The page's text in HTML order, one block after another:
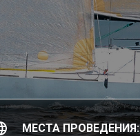
МЕСТА ПРОВЕДЕНИЯ: